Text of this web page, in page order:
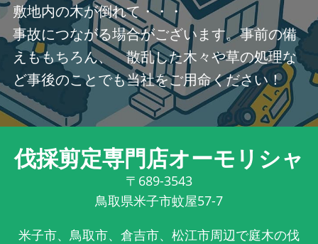
敷地内の木が倒れて・・・
事故につながる場合がございます。事前の備
えももちろん、 散乱した木々や草の処理な
ど事後のことでも当社をご用命ください！
伐採剪定専門店オーモリシャ
〒689-3543
鳥取県米子市蚊屋57-7
米子市、鳥取市、倉吉市、松江市周辺で庭木の伐